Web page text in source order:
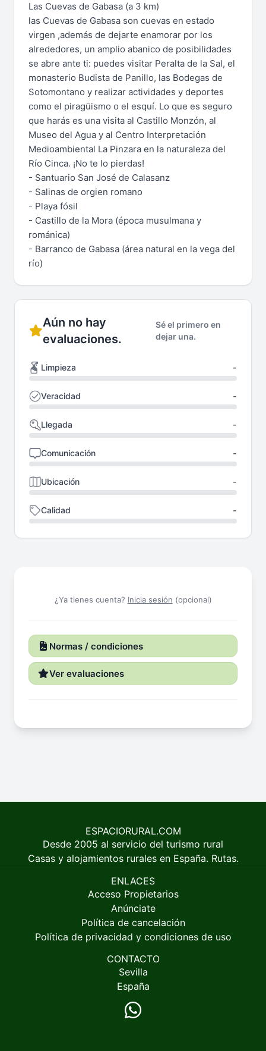
Las Cuevas de Gabasa (a 3 km)
las Cuevas de Gabasa son cuevas en estado
virgen ,además de dejarte enamorar por los
alrededores, un amplio abanico de posibilidades
se abre ante ti: puedes visitar Peralta de la Sal, el
monasterio Budista de Panillo, las Bodegas de
Sotomontano y realizar actividades y deportes
como el piragüismo o el esquí. Lo que es seguro
que harás es una visita al Castillo Monzón, al
Museo del Agua y al Centro Interpretación
Medioambiental La Pinzara en la naturaleza del
Río Cinca. ¡No te lo pierdas!
- Santuario San José de Calasanz
- Salinas de orgien romano
- Playa fósil
- Castillo de la Mora (época musulmana y
románica)
- Barranco de Gabasa (área natural en la vega del
río)
Aún no hay
evaluaciones.
Sé el primero en
dejar una.
Limpieza -
Veracidad -
Llegada -
Comunicación -
Ubicación -
Calidad -
¿Ya tienes cuenta? Inicia sesión (opcional)
Normas / condiciones
Ver evaluaciones
ESPACIORURAL.COM
Desde 2005 al servicio del turismo rural
Casas y alojamientos rurales en España. Rutas.
ENLACES
Acceso Propietarios
Anúnciate
Política de cancelación
Política de privacidad y condiciones de uso
CONTACTO
Sevilla
España